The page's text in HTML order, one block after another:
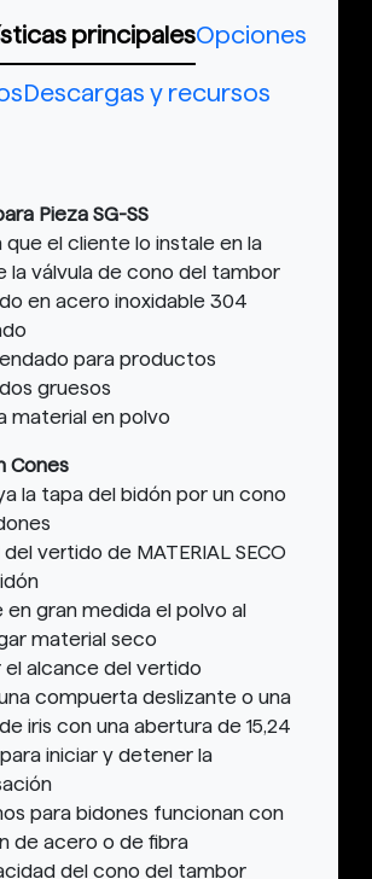
principalesOpciones
Descargas y recursos
Pieza SG-SS
que el cliente lo instale en la
la válvula de cono del tambor
en acero inoxidable 304
para productos
gruesos
material en polvo
Cones
la tapa del bidón por un cono
vertido de MATERIAL SECO
en gran medida el polvo al
material seco
el alcance del vertido
compuerta deslizante o una
iris con una abertura de 15,24
iniciar y detener la
para bidones funcionan con
de acero o de fibra
del cono del tambor